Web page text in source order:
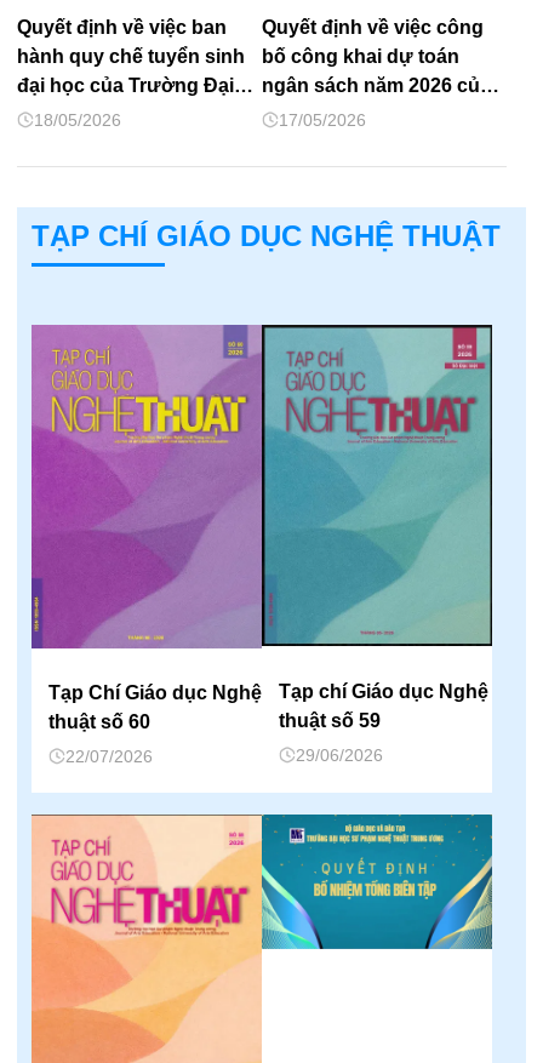
thuốc lá
Quyết định về việc ban
hành quy chế tuyển sinh
đại học của Trường Đại
học Sư phạm Nghệ thuật
18/05/2026
Quyết định về việc công
bố công khai dự toán
ngân sách năm 2026 của
Trường ĐHSP Nghệ thuật
17/05/2026
TẠP CHÍ GIÁO DỤC NGHỆ THUẬT
Tạp Chí Giáo dục Nghệ
thuật số 60
22/07/2026
Tạp chí Giáo dục Nghệ
thuật số 59
29/06/2026